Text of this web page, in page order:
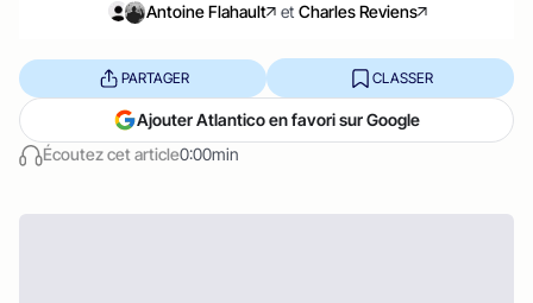
Antoine Flahault et Charles Reviens
Écoutez cet article0:00min
PARTAGER CLASSER
Ajouter Atlantico en favori sur Google